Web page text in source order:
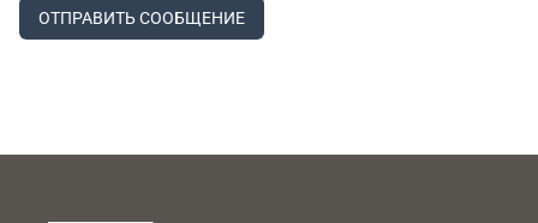
ОТПРАВИТЬ СООБЩЕНИЕ